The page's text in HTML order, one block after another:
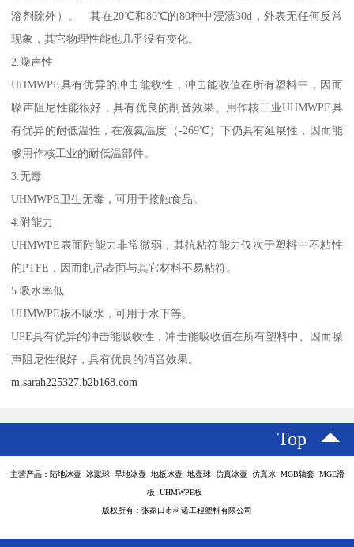
溶剂除外）。 其在20℃和80℃的80种中浸渍30d，外表无任何反常
现象，其它物理性能也几乎没有变化。
2.噪声性
UHMWPE具有优异的冲击能收性，冲击能收值在所有塑料中，因而
噪声阻尼性能很好，具有优良的削音效果。用作核工业UHMWPE具
有优异的耐低温性，在液氦温度（-269℃）下仍具有延展性，因而能
够用作核工业的耐低温部件。
3.无毒
UHMWPE卫生无毒，可用于接触食品。
4.附能力
UHMWPE表面附能力非常微弱，其抗粘符能力仅次于塑料中不粘性
的PTFE，因而制品表面与其它材料不易粘符。
5.吸水率低
UHMWPE板不吸水，可用于水下等。
UPE具有优异的冲击能吸收性，冲击能吸收值在所有塑料中、因而噪
声阻尼性很好，具有优良的消音效果。
m.sarah225327.b2b168.com
Top
主营产品：陆地冰壶 冰蹴球 旱地冰壶 地板冰壶 地壶球 仿真冰壶 仿真冰 MGB轴套 MGE滑
板 UHMWPE板
版权所有：张家口市科诺工程塑料有限公司